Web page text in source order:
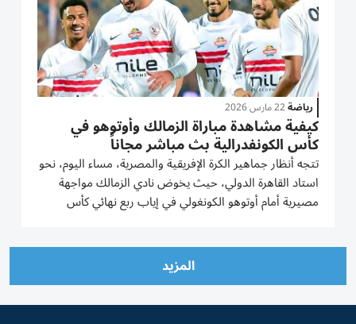
رياضة22 مارس 2026
كيفية مشاهدة مباراة الزمالك وأوتوهو في
كأس الكونفدرالية بث مباشر مجاناً
تتجه أنظار جماهير الكرة الإفريقية والمصرية، مساء اليوم، نحو
استاد القاهرة الدولي، حيث يخوض نادي الزمالك مواجهة
مصيرية أمام أوتوهو الكونغولي في إياب ربع نهائي كأس
المزيد